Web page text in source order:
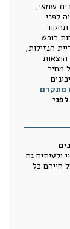
שמאי,
לפני
רוכש
הנזילות,
מחיר
מתקדם
ולעיתים גם
חייהם כל